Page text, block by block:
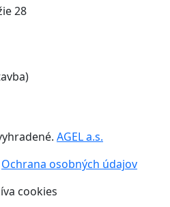
28
AGEL a.s.
Ochrana osobných údajov
cookies